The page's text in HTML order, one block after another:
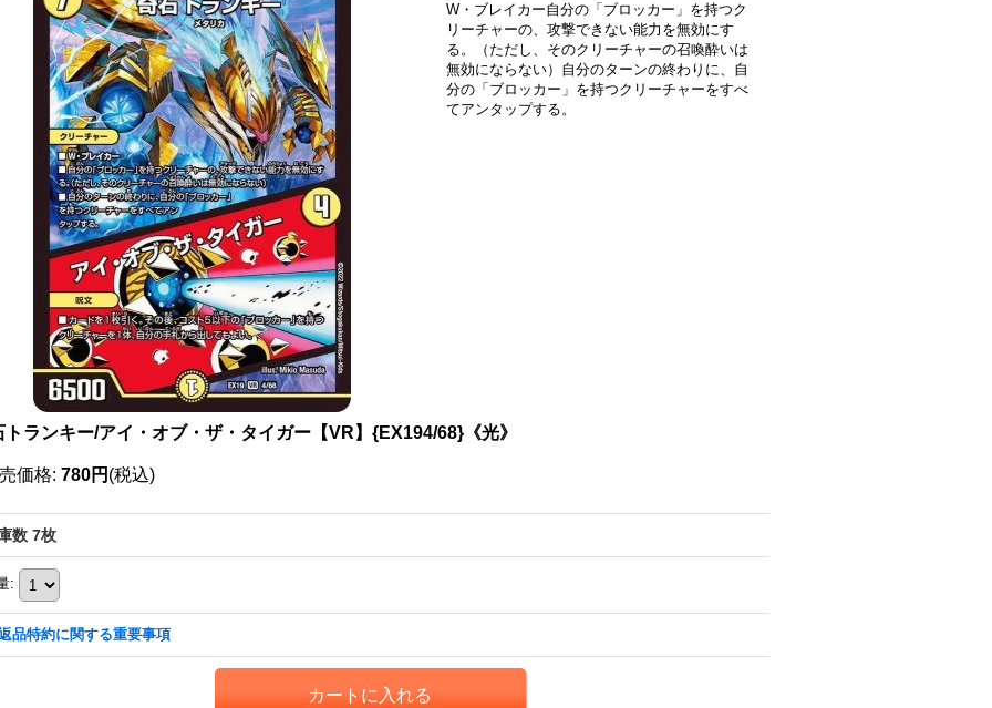
W・ブレイカー自分の「ブロッカー」を持つク
リーチャーの、攻撃できない能力を無効にす
る。（ただし、そのクリーチャーの召喚酔いは
無効にならない）自分のターンの終わりに、自
分の「ブロッカー」を持つクリーチャーをすべ
てアンタップする。
トランキー/アイ・オブ・ザ・タイガー【VR】{EX194/68}《光》
価格: 780円 (税込)
数 7枚
:
品特約に関する重要事項